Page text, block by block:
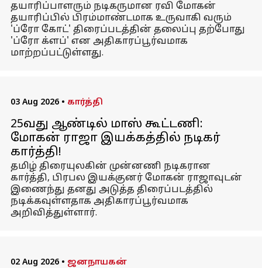
தயாரிப்பாளரும் நடிகருமான ரவி மோகன்
தயாரிப்பில் பிரம்மாண்டமாக உருவாகி வரும்
'ப்ரோ கோட்' திரைப்படத்தின் தலைப்பு தற்போது
'ப்ரோ க்ளப்' என அதிகாரப்பூர்வமாக
மாற்றப்பட்டுள்ளது.
03 Aug 2026 • கார்த்தி
25வது ஆண்டில் மாஸ் கூட்டணி:
மோகன் ராஜா இயக்கத்தில் நடிகர்
கார்த்தி!
தமிழ் திரையுலகின் முன்னணி நடிகரான
கார்த்தி, பிரபல இயக்குனர் மோகன் ராஜாவுடன்
இணைந்து தனது அடுத்த திரைப்படத்தில்
நடிக்கவுள்ளதாக அதிகாரப்பூர்வமாக
அறிவித்துள்ளார்.
02 Aug 2026 • ஜனநாயகன்